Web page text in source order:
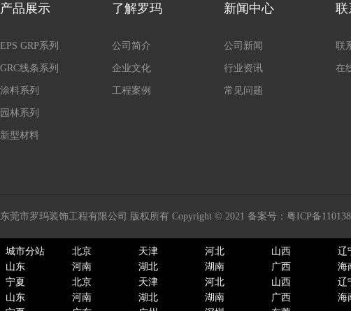
产品展示
EPS GRP系列
GRC线条系列
涂料系列
园林系列
新型材料
了解罗玛
公司简介
企业文化
工程案例
新闻中心
公司新闻
行业资讯
常见问题
联
联
在
东莞市罗玛装饰工程有限公司 版权所有 Copyright © 2021 备案号： 粤ICP备
城市分站 北京 天津 河北 山西 辽
山东
河南 湖北 湖南 广西 海
宁夏
北京 天津 河北 山西 辽
山东
河南 湖北 湖南 广西 海